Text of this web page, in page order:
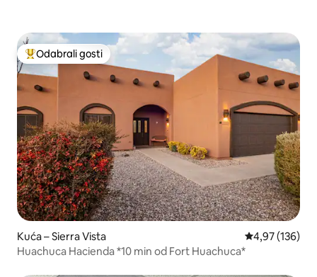
Među najviše rangiranima s oznakom „Odabrali gosti”
Odabrali gosti
Kuća – Sierra Vista Prosječna
4,97 (136)
Huachuca Hacienda *10 min od Fort Huachuca*